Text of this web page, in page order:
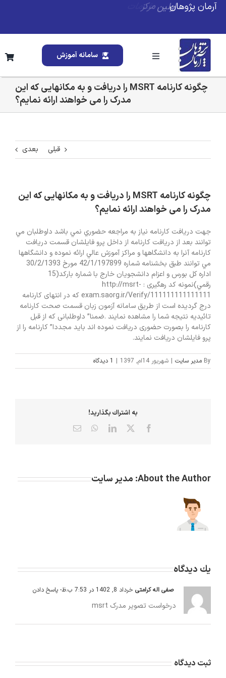
Skipآرمان پژوهان
Toggle
Navigation
خانه
درباره ما
وبلاگ
انتشارات
تماس با ما
سامانه آموزش
چگونه کارنامه MSRT را دریافت و به مکانهایی که این
مدرک را می خواهند ارائه نمایم؟
قبلی بعدی
چگونه کارنامه MSRT را دریافت و به مکانهایی که این
مدرک را می خواهند ارائه نمایم؟
جهت دريافت كارنامه نياز به مراجعه حضوري نمي باشد داوطلبان مي
توانند بعد از دريافت كارنامه از داخل پرو فايلشان قسمت دريافت
كارنامه آنرا به دانشگاهها و مراكز آموزش عالي ارائه نموده و دانشگاهها
مي توانند طبق بخشنامه شماره 42/1/197899 مورخ 30/2/1393
اداره کل بورس و اعزام دانشجویان خارج با شماره باركد(15
رقمي)نمونه کد رهگیری : http://msrt-
exam.saorg.ir/Verify/111111111111111 كه در انتهای كارنامه
درج گرديده است از طريق سامانه آزمون زبان قسمت صحت كارنامه
تائيديه نتيجه شما را مشاهده نمايند .ضمنا” داوطلبانی که از قبل
کارنامه را بصورت حضوری دریافت نموده اند باید مجددا” کارنامه را از
پرو فایلشان دریافت نمایند.
By مدیر سایت | شهریور 14ام, 1397 | 1 ديدگاه
به اشتراك بگذاريد!
Facebook
X
LinkedIn
WhatsApp
پست
About the Author: مدیر سایت
يك ديدگاه
صفی اله کرامتی خرداد 8, 1402 در 7:53 ب.ظ - پاسخ دادن
درخواست تصویر مدرک msrt
ثبت ديدگاه